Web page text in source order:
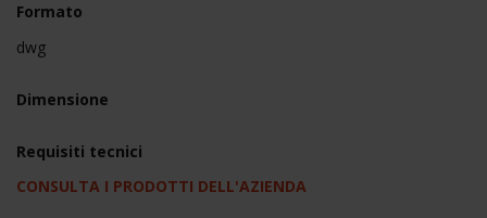
Formato
dwg
Dimensione
Requisiti tecnici
CONSULTA I PRODOTTI DELL'AZIENDA